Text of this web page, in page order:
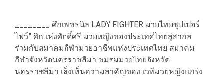
________ ศึกเพชรนิล LADY FIGHTER มวยไทยซุปเปอร์
ไฟว์” ศึกแห่งศักดิ์ศรี มวยหญิงของประเทศไทยสู่สากล
ร่วมกับสมาคมกีฬามวยอาชีพแห่งประเทศไทย สมาคม
กีฬาจังหวัดนครราชสีมา ชมรมมวยไทยจังหวัด
นครราชสีมา เล็งเห็นความสำคัญของ เวทีมวยหญิงแกร่ง